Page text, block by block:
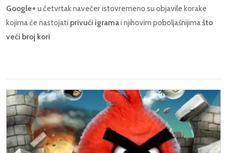
Google+ u četvrtak navečer istovremeno su objavile korake
kojima će nastojati privući igramai njihovim poboljašnijimašto
veći broj kori